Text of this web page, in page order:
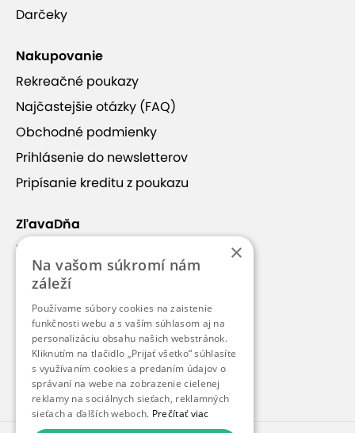
Darčeky
Nakupovanie
Rekreačné poukazy
Najčastejšie otázky (FAQ)
Obchodné podmienky
Prihlásenie do newsletterov
Pripísanie kreditu z poukazu
ZľavaDňa
Náš príbeh
Kontakt
Kariéra
Blog
Pre médiá
Pre partnerov
×
Na vašom súkromí nám
záleží
Používame súbory cookies na zaistenie
funkčnosti webu a s vaším súhlasom aj na
personalizáciu obsahu našich webstránok.
Kliknutím na tlačidlo „Prijať všetko“ súhlasíte
s využívaním cookies a predaním údajov o
správaní na webe na zobrazenie cielenej
reklamy na sociálnych sieťach, reklamných
sieťach a ďalších weboch. Prečítať viac